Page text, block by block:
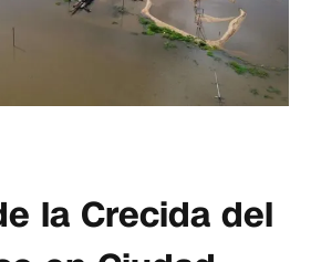
la Crecida del